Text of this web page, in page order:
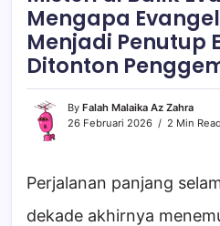
Mengapa
Menjadi Penutup
Ditonton
By Falah Malaika Az Zahra
26 Februari 2026
2 Min Read
Perjalanan panjang
dekade akhirnya